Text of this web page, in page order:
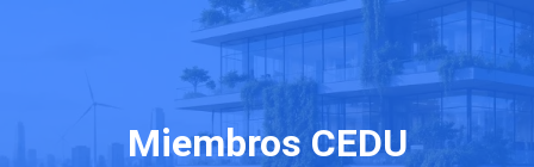
Miembros CEDU